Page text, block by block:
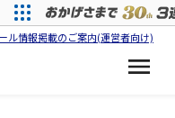
ル情報掲載のご案内(運営者向け)